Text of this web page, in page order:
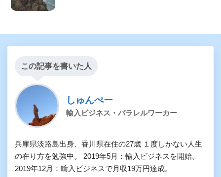
この記事を書いた人
しゅんぺー
輸入ビジネス・パラレルワーカー
兵庫県淡路島出身、香川県在住の27歳 １度しかない人生
の在り方を勉強中。 2019年5月：輸入ビジネスを開始。
2019年12月：輸入ビジネスで月収19万円達成。